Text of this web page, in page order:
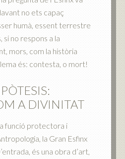
no ets capaç
humà, essent terrestre
si no respons a la
mors, com la història
és: contesta, o mort!
A DIVINITAT
funció protectora i
la Gran Esfinx
és una obra d’art,